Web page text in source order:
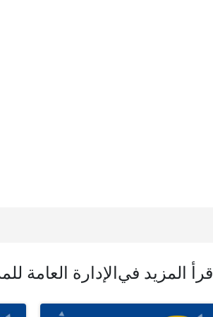
اقرأ المزيد في الإدارة العامة